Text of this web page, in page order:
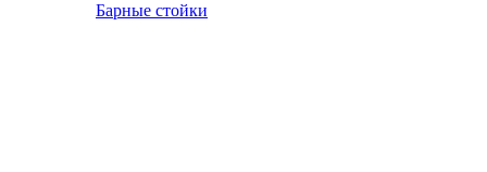
Барные стойки